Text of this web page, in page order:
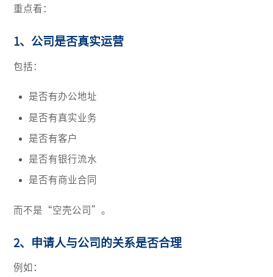
重点看：
1、公司是否真实运营
包括：
是否有办公地址
是否有真实业务
是否有客户
是否有银行流水
是否有商业合同
而不是“空壳公司”。
2、申请人与公司的关系是否合理
例如：